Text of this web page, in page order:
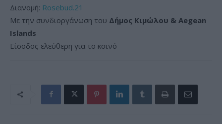
Διανομή: Rosebud.21
Με την συνδιοργάνωση του Δήμος Κιμώλου & Aegean
Islands
Είσοδος ελεύθερη για το κοινό